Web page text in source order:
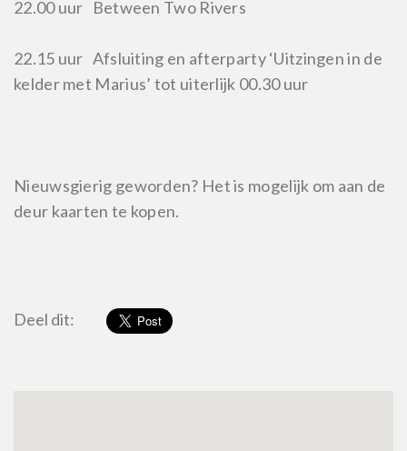
22.00 uur Between Two Rivers
22.15 uur Afsluiting en afterparty ‘Uitzingen in de
kelder met Marius’ tot uiterlijk 00.30 uur
Nieuwsgierig geworden? Het is mogelijk om aan de
deur kaarten te kopen.
Deel dit: